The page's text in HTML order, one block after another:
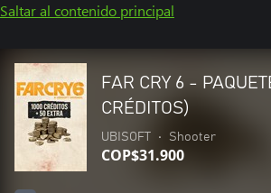
Saltar al contenido principal
FAR CRY 6 -
CRÉDITOS)
UBISOFT • Shooter
COP$31.900